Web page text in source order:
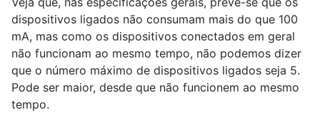
dispositivos ligados não consumam mais do que 100
mA, mas como os dispositivos conectados em geral
não funcionam ao mesmo tempo, não podemos dizer
que o número máximo de dispositivos ligados seja 5.
Pode ser maior, desde que não funcionem ao mesmo
tempo.